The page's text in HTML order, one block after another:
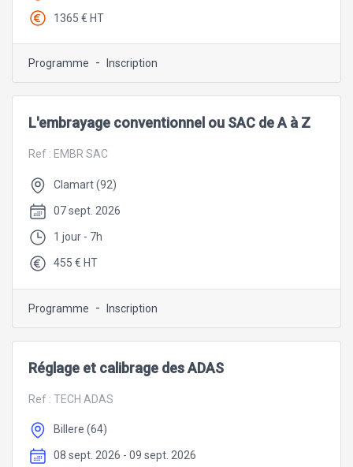
1365 € HT
Programme - Inscription
L'embrayage conventionnel ou SAC de A à Z
Ref : EMBR SAC
Clamart (92)
07 sept. 2026
1 jour - 7h
455 € HT
Programme - Inscription
Réglage et calibrage des ADAS
Ref : TECH ADAS
Billere (64)
08 sept. 2026 - 09 sept. 2026